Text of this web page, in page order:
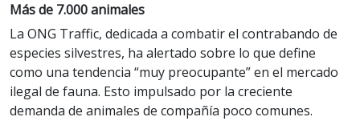
Más de 7.000 animales
La ONG Traffic, dedicada a combatir el contrabando de
especies silvestres, ha alertado sobre lo que define
como una tendencia “muy preocupante” en el mercado
ilegal de fauna. Esto impulsado por la creciente
demanda de animales de compañía poco comunes.